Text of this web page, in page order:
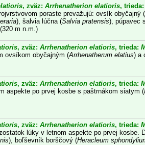
, zväz: Arrhenatherion elatioris, trieda:
poraste prevažujú: ovsík obyčajný (
), šalvia lúčna (Salvia pratensis), púpavec
m n.m.)
, zväz: Arrhenatherion elatioris, trieda:
ovsíkom obyčajným (Arrhenatherum elatius) a
, zväz: Arrhenatherion elatioris, trieda:
aspekte po prvej kosbe s paštrnákom siatym (
, zväz: Arrhenatherion elatioris, trieda:
lúky v letnom aspekte po prvej kosbe.
), boľševník borščový (Heracleum